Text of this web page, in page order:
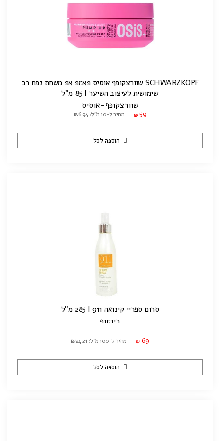
SCHWARZKOPF שוורצקופף אוסיס פאמפ אפ משחת נפח רב
שימושית לעיצוב השיער | 85 מ"ל
שוורצקופף-אוסיס
₪ 59 מחיר ל-10 מ"ל: ₪6.94
הוספה לסל
סרום ספריי קינואה 911 | 285 מ"ל
ביוטופ
₪ 69 מחיר ל-100 מ"ל: ₪24.21
הוספה לסל